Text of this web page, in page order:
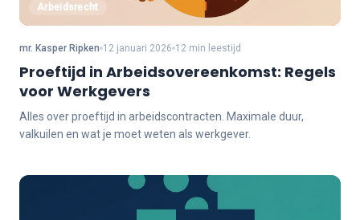
Arbeidsrecht
mr. Kasper Ripken 12 januari 2026 12 min leestijd
Proeftijd in Arbeidsovereenkomst: Regels
voor Werkgevers
Alles over proeftijd in arbeidscontracten. Maximale duur,
valkuilen en wat je moet weten als werkgever.